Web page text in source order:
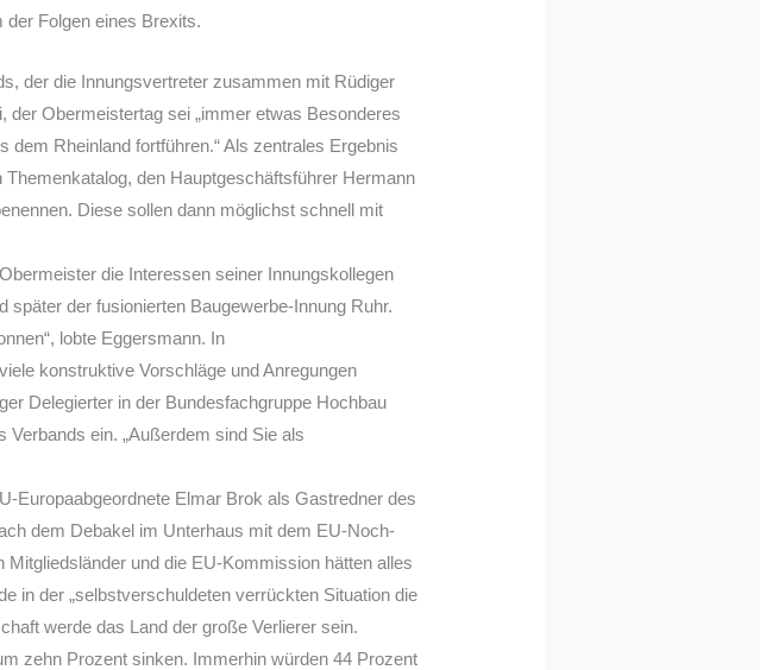
Folgen eines Brexits.
der die Innungsvertreter zusammen mit Rüdiger
Obermeistertag sei „immer etwas Besonderes
Rheinland fortführen.“ Als zentrales Ergebnis
den Hauptgeschäftsführer Hermann
Diese sollen dann möglichst schnell mit
die Interessen seiner Innungskollegen
der fusionierten Baugewerbe-Innung Ruhr.
lobte Eggersmann. In
konstruktive Vorschläge und Anregungen
Delegierter in der Bundesfachgruppe Hochbau
ein. „Außerdem sind Sie als
Europaabgeordnete Elmar Brok als Gastredner des
dem Debakel im Unterhaus mit dem EU-Noch-
und die EU-Kommission hätten alles
in der „selbstverschuldeten verrückten Situation die
werde das Land der große Verlierer sein.
zehn Prozent sinken. Immerhin würden 44 Prozent